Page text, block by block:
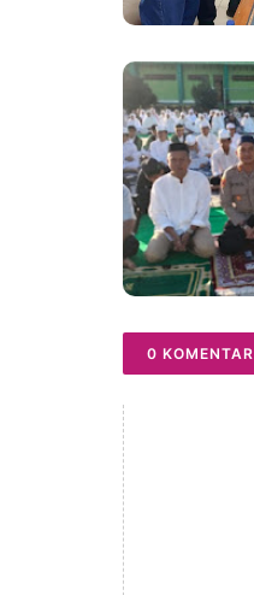
0 KOMENTAR